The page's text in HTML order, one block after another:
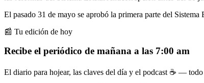
El pasado 31 de mayo se aprobó la primera parte del
📰 Tu edición de hoy
Recibe el periódico de mañana a las 7:00 am
El diario para hojear, las claves del día y el podcast ☕ —